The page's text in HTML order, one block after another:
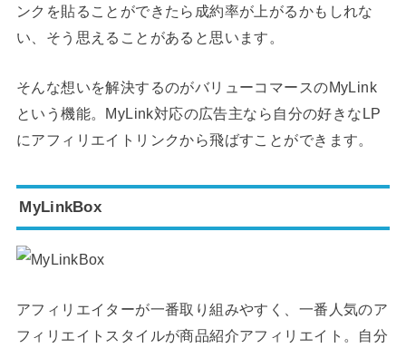
ンクを貼ることができたら成約率が上がるかもしれな
い、そう思えることがあると思います。
そんな想いを解決するのがバリューコマースのMyLink
という機能。MyLink対応の広告主なら自分の好きなLP
にアフィリエイトリンクから飛ばすことができます。
MyLinkBox
アフィリエイターが一番取り組みやすく、一番人気のア
フィリエイトスタイルが商品紹介アフィリエイト。自分